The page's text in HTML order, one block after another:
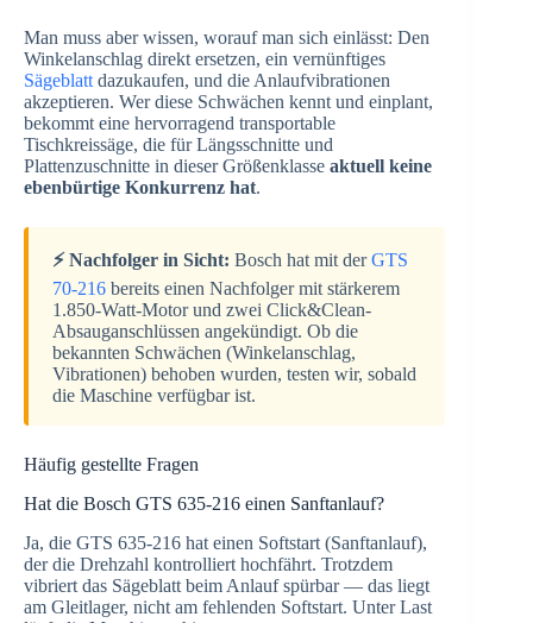
Man muss aber wissen, worauf man sich einlässt: Den
Winkelanschlag direkt ersetzen, ein vernünftiges
Sägeblatt dazukaufen, und die Anlaufvibrationen
akzeptieren. Wer diese Schwächen kennt und einplant,
bekommt eine hervorragend transportable
Tischkreissäge, die für Längsschnitte und
Plattenzuschnitte in dieser Größenklasse aktuell keine
ebenbürtige Konkurrenz hat.
⚡ Nachfolger in Sicht: Bosch hat mit derGTS
70-216 bereits einen Nachfolger mit stärkerem
1.850-Watt-Motor und zwei Click&Clean-
Absauganschlüssen angekündigt. Ob die
bekannten Schwächen (Winkelanschlag,
Vibrationen) behoben wurden, testen wir, sobald
die Maschine verfügbar ist.
Häufig gestellte Fragen
Hat die Bosch GTS 635-216 einen Sanftanlauf?
Ja, die GTS 635-216 hat einen Softstart (Sanftanlauf),
der die Drehzahl kontrolliert hochfährt. Trotzdem
vibriert das Sägeblatt beim Anlauf spürbar — das liegt
am Gleitlager, nicht am fehlenden Softstart. Unter Last